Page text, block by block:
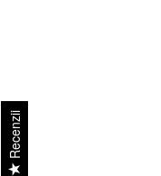
Recenzii